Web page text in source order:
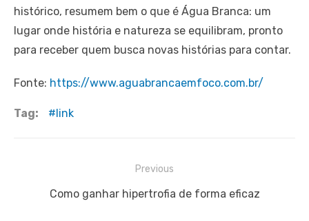
histórico, resumem bem o que é Água Branca: um
lugar onde história e natureza se equilibram, pronto
para receber quem busca novas histórias para contar.
Fonte: https://www.aguabrancaemfoco.com.br/
Tag: link
Previous
Previous
Como ganhar hipertrofia de forma eficaz